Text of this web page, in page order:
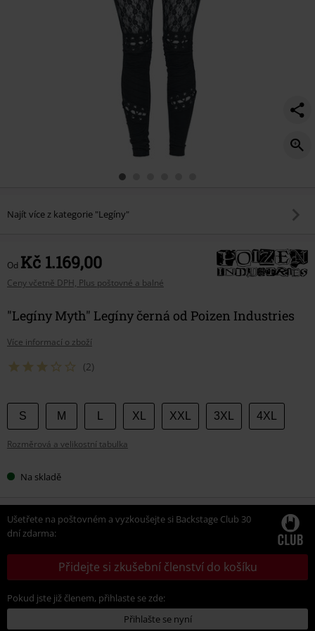
Najít více z kategorie "Legíny"
Od Kč 1.169,00
Ceny včetně DPH, Plus poštovné a balné
"Legíny Myth" Legíny černá od Poizen Industries
Více informací o zboží
(2)
Vyberte
si
velikost
S M XL XXL 3XL 4XL
Rozměrová a velikostní tabulka
Na skladě
Ušetřete na poštovném a vyzkoušejte si Backstage Club 30
dní zdarma:
Přidejte si zkušební členství do košíku
Pokud jste již členem, přihlaste se zde:
Přihlašte se nyní